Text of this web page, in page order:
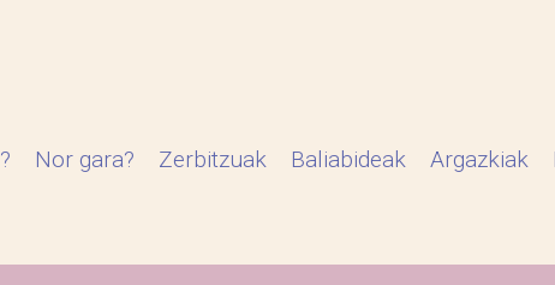
Nor gara? Zerbitzuak Baliabideak Argazkiak